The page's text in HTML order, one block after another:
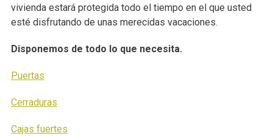
vivienda estará protegida todo el tiempo en el que usted
esté disfrutando de unas merecidas vacaciones.
Disponemos de todo lo que necesita.
Puertas
Cerraduras
Cajas fuertes